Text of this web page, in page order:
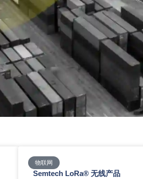
物联网
Semtech LoRa® 无线产品